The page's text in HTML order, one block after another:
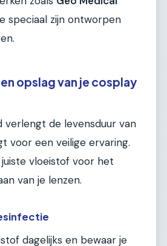
speciaal zijn ontworpen
opslag van je cosplay
verlengt de levensduur van
voor een veilige ervaring.
vloeistof voor het
van je lenzen.
dagelijks en bewaar je